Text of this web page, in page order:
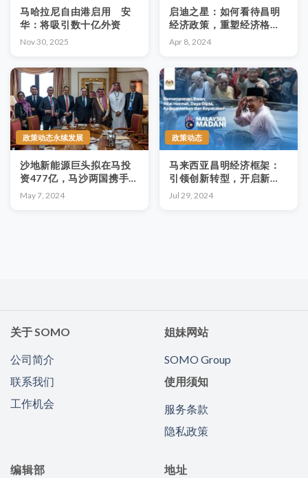
马哈拉尼自由港启用 安
华：将吸引数十亿外资
Nov 30, 2025
启迪之星：如何看待昌明
经济政策，重塑经济格
局？
Apr 8, 2024
政策动态永续发展
沙地新能源巨头拟在马投
资477亿，马沙两国携手
共创可持续发展蓝图
May 7, 2024
政策动态
马来西亚昌明经济框架：
引领创新转型，开启新时
代
Jul 29, 2024
关于 SOMO
公司简介
联系我们
工作机会
姐妹网站
SOMO Group
使用须知
服务条款
隐私政策
编辑部 地址